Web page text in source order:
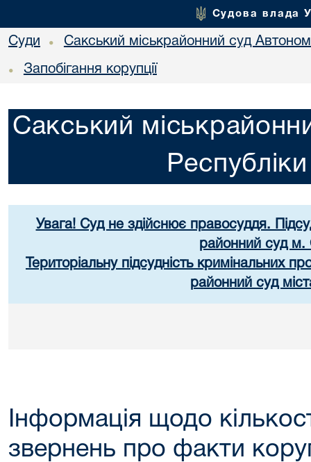
Судова влада
Суди • Сакський міськрайонний суд
• Запобігання корупції
Сакський
Увага! Суд не здійснює правосуддя.
районний суд м.
Територіальну підсудність кримінальних
районний суд
Інформація щодо
звернень про факти